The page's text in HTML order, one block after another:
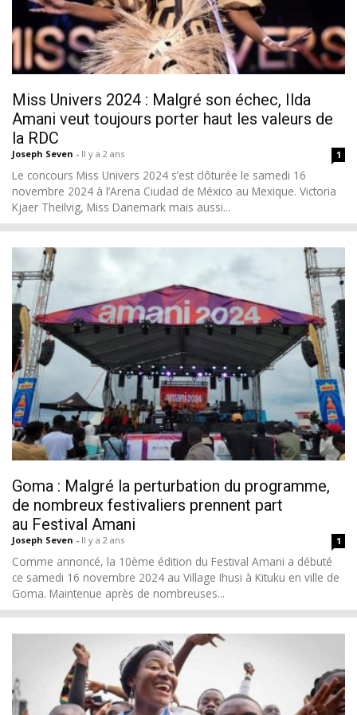
Miss Univers 2024 : Malgré son échec, Ilda
Amani veut toujours porter haut les valeurs de
la RDC
Joseph Seven - Il y a 2 ans 1
Le concours Miss Univers 2024 s’est clôturée le samedi 16
novembre 2024 à l’Arena Ciudad de México au Mexique. Victoria
Kjaer Theilvig, Miss Danemark mais aussi...
Goma : Malgré la perturbation du programme,
de nombreux festivaliers prennent part
au Festival Amani
Joseph Seven - Il y a 2 ans 1
Comme annoncé, la 10ème édition du Festival Amani a débuté
ce samedi 16 novembre 2024 au Village Ihusi à Kituku en ville de
Goma. Maintenue après de nombreuses...